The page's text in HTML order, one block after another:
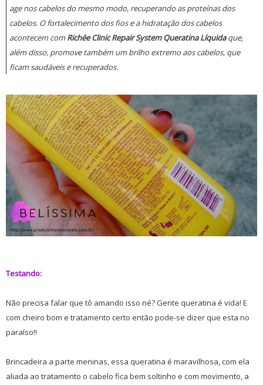
age nos cabelos do mesmo modo, recuperando as proteínas dos
cabelos. O fortalecimento dos fios e a hidratação dos cabelos
acontecem comRichée Clinic Repair System Queratina Líquidaque,
além disso, promove também um brilho extremo aos cabelos, que
ficam saudáveis e recuperados.
Testando:
Não precisa falar que tô amando isso né? Gente queratina é vida! E
com cheiro bom e tratamento certo então pode-se dizer que esta no
paraíso!!
Brincadeira a parte meninas, essa queratina é maravilhosa, com ela
aliada ao tratamento o cabelo fica bem soltinho e com movimento, a